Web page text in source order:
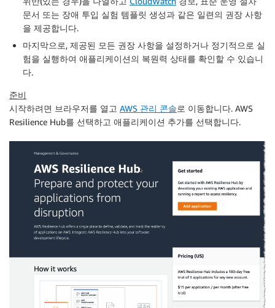
문서 또는 장애 투입 실험 템플릿 생성과 같은 일련의 권장 사항
을 제공합니다.
마지막으로, 제공된 모든 권장 사항을 설정하거나 정기적으로 실
험을 실행하여 애플리케이션의 복원력 상태를 확인할 수 있습니
다.
준비
시작하려면 브라우저를 열고 AWS 관리 콘솔로 이동합니다. AWS
Resilience Hub를 선택하고 애플리케이션 추가를 선택합니다.